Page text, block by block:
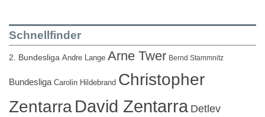
Schnellfinder
2. Bundesliga Andre Lange Arne Twer Bernd Stammnitz
Bundesliga Carolin Hildebrand Christopher
ZentarraDavid Zentarra Detlev